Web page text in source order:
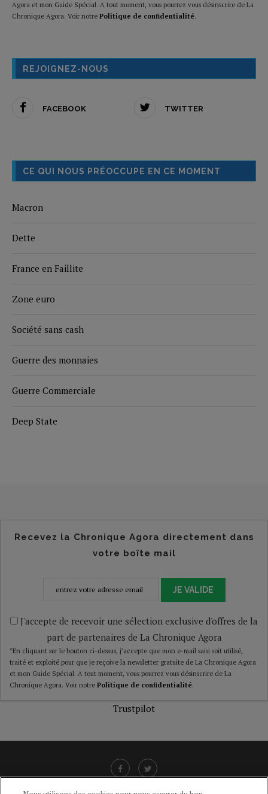
Agora et mon Guide Spécial. A tout moment, vous pourrez vous désinscrire de La
Chronique Agora. Voir notre Politique de confidentialité.
REJOIGNEZ-NOUS
FACEBOOK TWITTER
CE QUI NOUS PRÉOCCUPE EN CE MOMENT
Macron
Dette
France en Faillite
Zone euro
Société sans cash
Guerre des monnaies
Guerre Commerciale
Deep State
Recevez la Chronique Agora directement dans
votre boîte mail
JE VALIDE
J'accepte de recevoir une sélection exclusive d'offres de la
part de partenaires de La Chronique Agora
*En cliquant sur le bouton ci-dessus, j’accepte que mon e-mail saisi soit utilisé,
traité et exploité pour que je reçoive la newsletter gratuite de La Chronique Agora
et mon Guide Spécial. A tout moment, vous pourrez vous désinscrire de La
Chronique Agora. Voir notre Politique de confidentialité.
Trustpilot